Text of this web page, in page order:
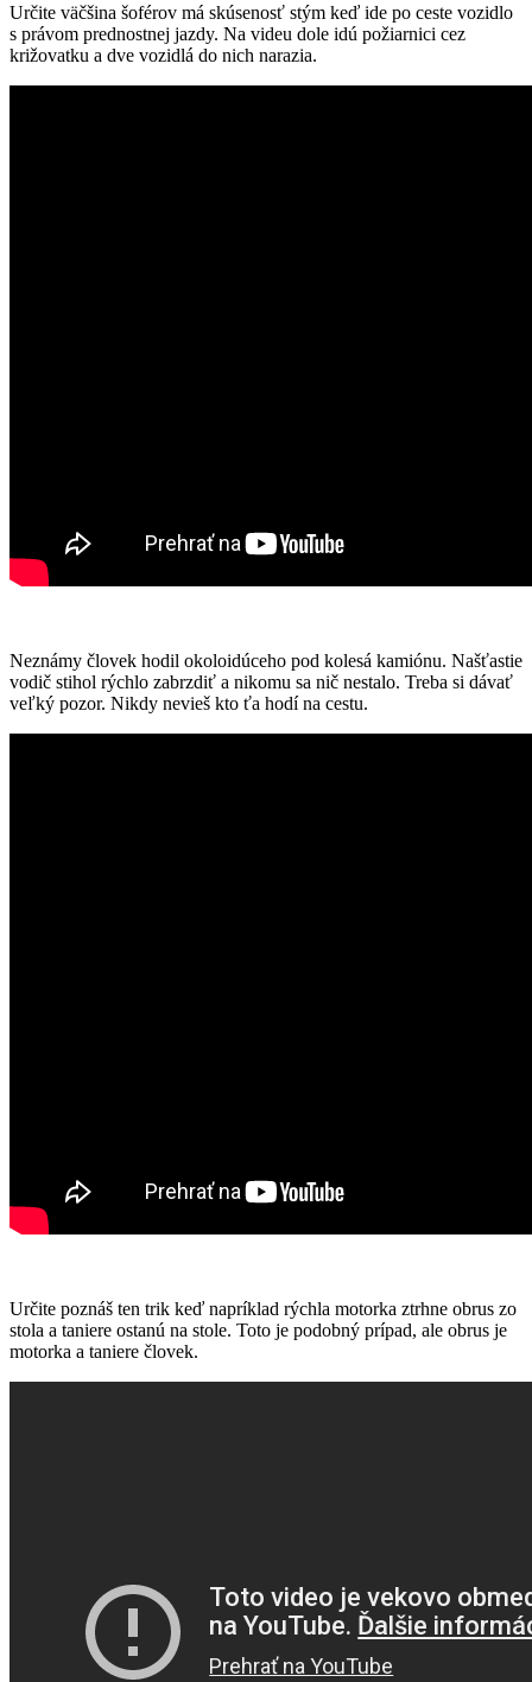
Určite väčšina šoférov má skúsenosť stým keď ide po ceste vozidlo
s právom prednostnej jazdy. Na videu dole idú požiarnici cez
križovatku a dve vozidlá do nich narazia.
Neznámy človek hodil okoloidúceho pod kolesá kamiónu. Našťastie
vodič stihol rýchlo zabrzdiť a nikomu sa nič nestalo. Treba si dávať
veľký pozor. Nikdy nevieš kto ťa hodí na cestu.
Určite poznáš ten trik keď napríklad rýchla motorka ztrhne obrus zo
stola a taniere ostanú na stole. Toto je podobný prípad, ale obrus je
motorka a taniere človek.